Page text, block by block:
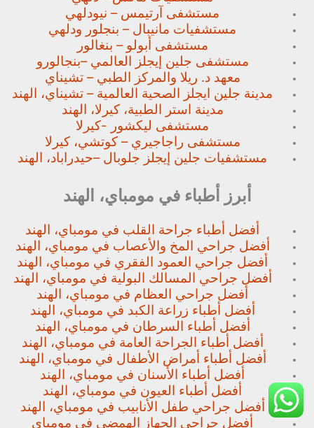
مستشفى آرتيمس – نيودلهي
مستشفيات مانيبال – بنجلور ودلهي
مستشفى أبولو – بنغالور
مستشفى جلين إيجلز العالمي –بنجالورو
معهد د. ريلا والمركز الطبي – تشيناي
مدينة جلين ايجلز الصحية العالمية – تشيناي، الهند
مدينة استر الطبية، كيرلا، الهند
مستشفى ليكشور -كيرلا
مستشفى راجاجيري – كوتشي، كيرلا
مستشفيات جلين إيجلز جلوبال –حيدراباد، الهند
أبرز أطباء في مومباي، الهند
أفضل أطباء جراحة القلب في مومباي، الهند
أفضل جراحي المخ والأعصاب في مومباي، الهند
أفضل جراحي العمود الفقري في مومباي، الهند
أفضل جراحي المسالك البولية في مومباي، الهند
أفضل جراحي العظام في مومباي، الهند
أفضل أطباء زراعة الكبد في مومباي، الهند
أفضل أطباء السرطان في مومباي، الهند
أفضل أطباء الجراحة العامة في مومباي، الهند
أفضل أطباء أمراض الأطفال في مومباي، الهند
أفضل أطباء الأسنان في مومباي، الهند
أفضل أطباء العيون في مومباي، الهند
أفضل جراحي طفل الأنابيب في مومباي، الهند
أفضل جراحي الجهاز الهمضي في مومباي